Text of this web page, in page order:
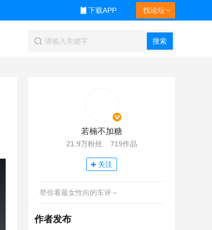
找论坛
下载APP
搜索
若楠不加糖
21.9万粉丝 719作品
关注
带你看最女性向的车评～
作者发布